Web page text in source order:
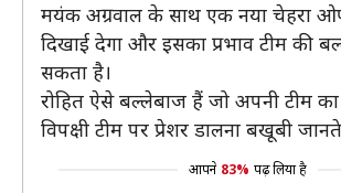
मयंक अग्रवाल के साथ एक नया चेहरा
दिखाई देगा और इसका प्रभाव टीम की
सकता है।
रोहित ऐसे बल्लेबाज हैं जो अपनी टीम का
विपक्षी टीम पर प्रेशर डालना बखूबी
आपने 83% पढ़ लिया है